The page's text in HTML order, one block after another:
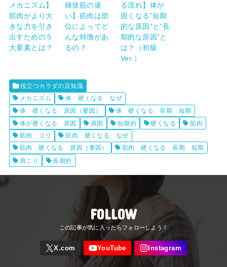
メカニズム】
筋肉がより大
きな力を引き
出すための５
大要素とは？
錘状筋の違
い】筋肉は部
位によってど
んな特徴があ
るの？
る流れ】体が
固くなる”短期
的な原因”と”長
期的な原因”と
は？（初級
Ver.）
役立つカラダの豆知識
メカニズム
体 硬くなる なぜ
体 硬くなる 原因（要因）
体 硬くなる 長期 短期
体が硬くなる 原因
原因 短期的 硬くなる
筋肉
筋肉 コリ
筋肉 硬くなる なぜ
筋肉 硬くなる 原因（要因）
筋肉 硬くなる 長期 短期
肩こり
長期的
FOLLOW